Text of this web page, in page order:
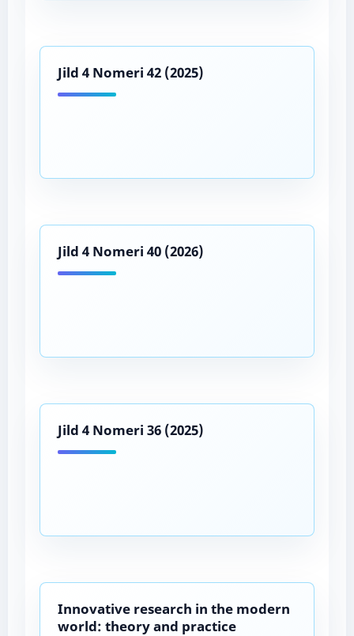
Jild 4 Nomeri 42 (2025)
Jild 4 Nomeri 40 (2026)
Jild 4 Nomeri 36 (2025)
Innovative research in the modern
world: theory and practice